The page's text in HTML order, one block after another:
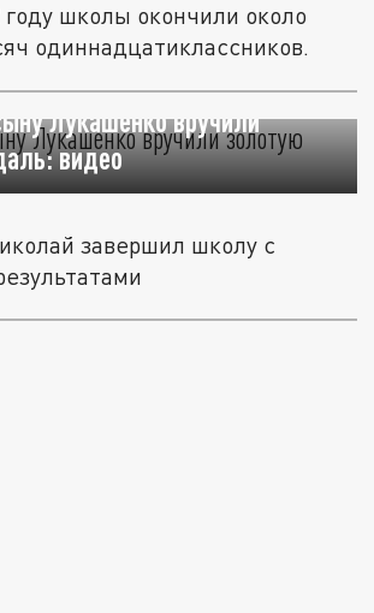
году школы окончили около
одиннадцатиклассников.
Лукашенко вручили
видео
завершил школу с